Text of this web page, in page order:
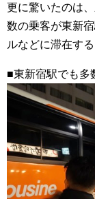
更に驚いたのは
数の乗客が東新
ルなどに滞在する
■東新宿駅でも多